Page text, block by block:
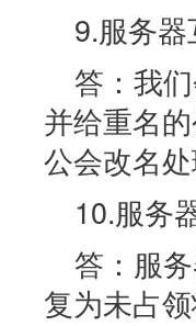
9.服务
答：我
并给重名
公会改名处
10.服务
答：服
复为未占